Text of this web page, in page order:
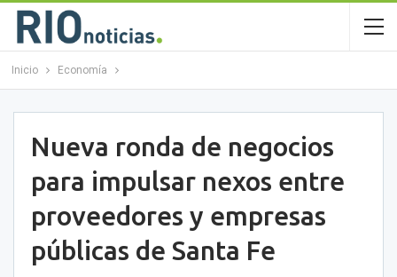
Inicio Economía
Nueva ronda de negocios
para impulsar nexos entre
proveedores y empresas
públicas de Santa Fe